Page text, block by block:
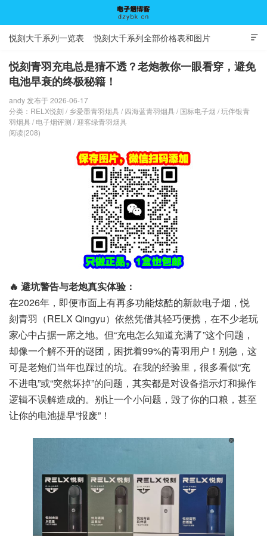

悦刻大千系列一览表 悦刻大千系列全部价格表和图片
悦刻青羽充电总是猜不透？老炮教你一眼看穿，避免
电池早衰的终极秘籍！
andy 发布于 2026-06-17
分类： RELX悦刻 / 乡爱墨青羽烟具 / 四海蓝青羽烟具 / 国标电子烟 /玩伴银青
羽烟具 / 电子烟评测 /迎客绿青羽烟具
阅读(208)
🔥 避坑警告与老炮真实体验：
在2026年，即便市面上有再多功能炫酷的新款电子烟，悦
刻青羽（RELX Qingyu）依然凭借其轻巧便携，在不少老玩
家心中占据一席之地。但“充电怎么知道充满了”这个问题，
却像一个解不开的谜团，困扰着99%的青羽用户！别急，这
可是老炮们当年也踩过的坑。在我的经验里，很多看似“充
不进电”或“突然坏掉”的问题，其实都是对设备指示灯和操作
逻辑不误解造成的。别让一个小问题，毁了你的口粮，甚至
让你的电池提早“报废”！